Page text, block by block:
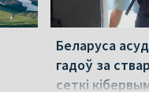
Беларуса
гадоў за
сеткі